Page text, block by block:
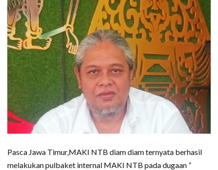
Pasca Jawa Timur,MAKI NTB diam diam ternyata berhasil
melakukan pulbaket internal MAKI NTB pada dugaan ”